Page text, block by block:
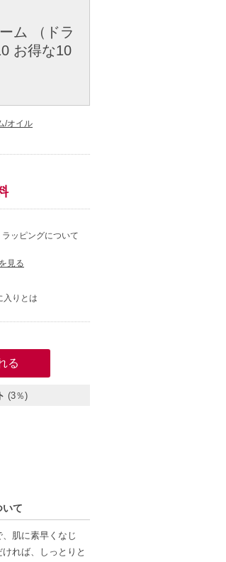
ム （ドラ
お得な10
/オイル
ラッピングについて
見る
入りとは
(3％)
て
肌に素早くなじ
れば、しっとりと